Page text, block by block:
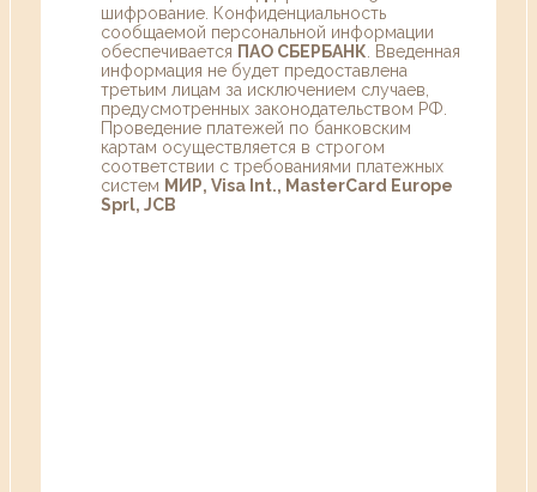
шифрование. Конфиденциальность
сообщаемой персональной информации
обеспечивается ПАО СБЕРБАНК . Введенная
информация не будет предоставлена
третьим лицам за исключением случаев,
предусмотренных законодательством РФ.
Проведение платежей по банковским
картам осуществляется в строгом
соответствии с требованиями платежных
систем МИР, Visa Int., MasterCard Europe
Sprl, JCB